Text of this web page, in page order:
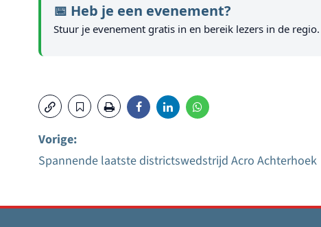
📅 Heb je een evenement?
Stuur je evenement gratis in en bereik lezers in de regio.
Bericht
navigatie
Vorige:
Spannende laatste districtswedstrijd Acro Achterhoek